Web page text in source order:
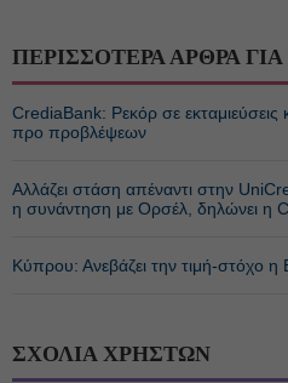
ΠΕΡΙΣΣΟΤΕΡΑ ΑΡΘΡΑ ΓΙΑ
CrediaBank: Ρεκόρ σε
προ προβλέψεων
Αλλάζει στάση απέναντι στην
η συνάντηση με Ορσέλ, δηλώνει η
Κύπρου: Ανεβάζει την τιμή-στόχο
ΣΧΟΛΙΑ ΧΡΗΣΤΩΝ